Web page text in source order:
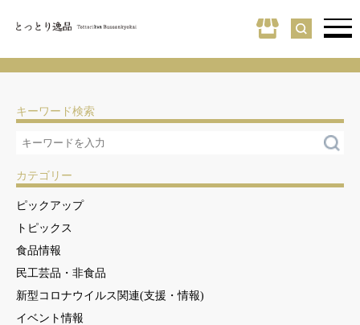
キーワード検索
カテゴリー
ピックアップ
トピックス
食品情報
民工芸品・非食品
新型コロナウイルス関連(支援・情報)
イベント情報